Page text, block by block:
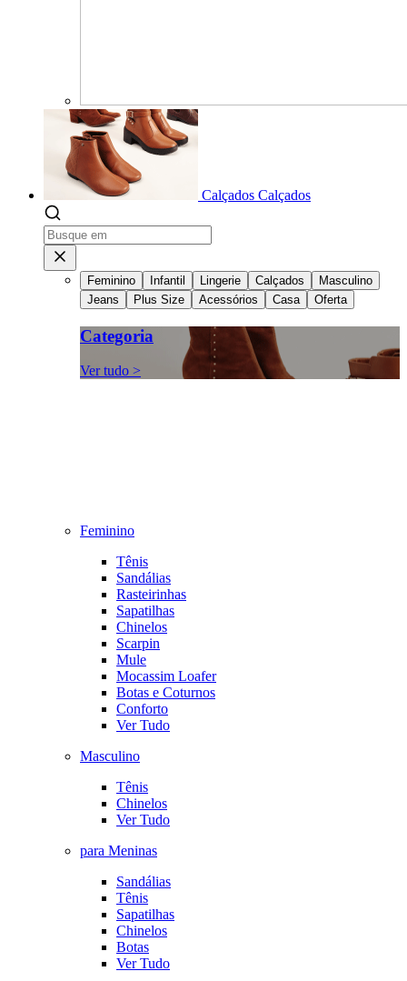
Calçados Calçados
Feminino Infantil Lingerie Calçados
Masculino
Jeans
Plus Size Acessórios Casa Oferta
Categoria
Ver tudo >
Feminino
Tênis
Sandálias
Rasteirinhas
Sapatilhas
Chinelos
Scarpin
Mule
Mocassim Loafer
Botas e Coturnos
Conforto
Ver Tudo
Masculino
Tênis
Chinelos
Ver Tudo
para Meninas
Sandálias
Tênis
Sapatilhas
Chinelos
Botas
Ver Tudo